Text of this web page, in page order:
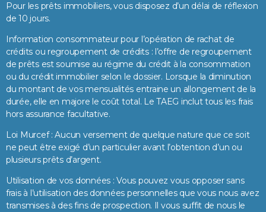
Pour les prêts immobiliers, vous disposez d’un délai de réflexion
de 10 jours.
Information consommateur pour l’opération de rachat de
crédits ou regroupement de crédits : l’offre de regroupement
de prêts est soumise au régime du crédit à la consommation
ou du crédit immobilier selon le dossier. Lorsque la diminution
du montant de vos mensualités entraine un allongement de la
durée, elle en majore le coût total. Le TAEG inclut tous les frais
hors assurance facultative.
Loi Murcef : Aucun versement de quelque nature que ce soit
ne peut être exigé d’un particulier avant l’obtention d’un ou
plusieurs prêts d’argent.
Utilisation de vos données : Vous pouvez vous opposer sans
frais à l’utilisation des données personnelles que vous nous avez
transmises à des fins de prospection. Il vous suffit de nous le